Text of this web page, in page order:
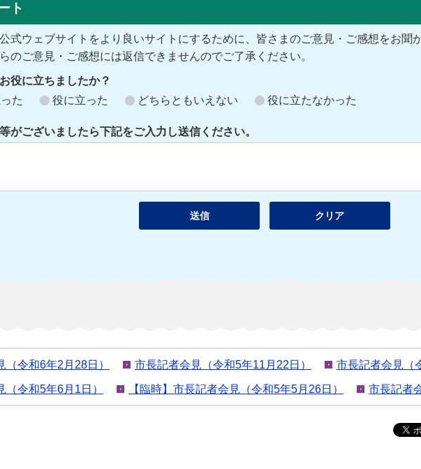
ト
式ウェブサイトをより良いサイトにするために、皆さまのご意見・ご感想をお聞
のご意見・ご感想には返信できませんのでご了承ください。
役に立ちましたか？
た
役に立った どちらともいえない 役に立たなかった
がございましたら下記をご入力し送信ください。
（令和6年2月28日） 市長記者会見（令和5年11月22日） 市長記者会見（
（令和5年6月1日） 【臨時】市長記者会見（令和5年5月26日） 市長記者